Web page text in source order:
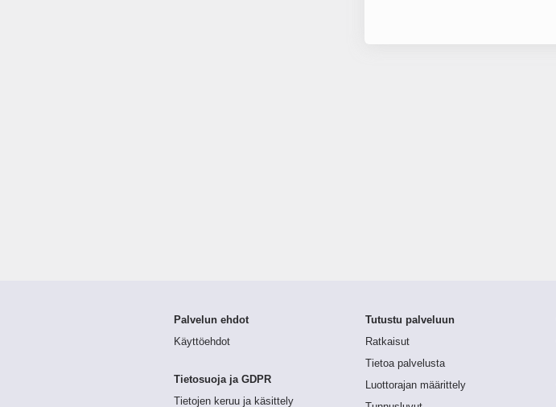
Palvelun ehdot
Käyttöehdot
Tietosuoja ja GDPR
Tietojen keruu ja käsittely
Tutustu palveluun
Ratkaisut
Tietoa palvelusta
Luottorajan määrittely